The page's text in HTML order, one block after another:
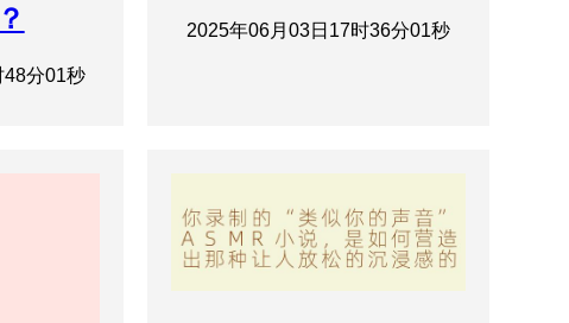
分01秒
2025年06月03日17时36分01秒